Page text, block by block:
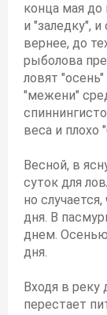
конца мая до
и "заледку",
вернее, до
рыболова
ловят
"межени"
веса и плохо
Весной, в
суток для
но
дня. В
днем.
дня.
Входя в реку
перестает